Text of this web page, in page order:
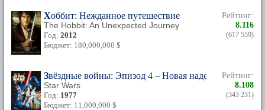
Хоббит: Нежданное путешествие
The Hobbit: An Unexpected Journey
Год: 2012
Бюджет: 180,000,000 $
Рейтинг:
8.116
(617 559)
Звёздные войны: Эпизод 4 – Новая надежда
Star Wars
Год: 1977
Бюджет: 11,000,000 $
Рейтинг:
8.108
(343 231)